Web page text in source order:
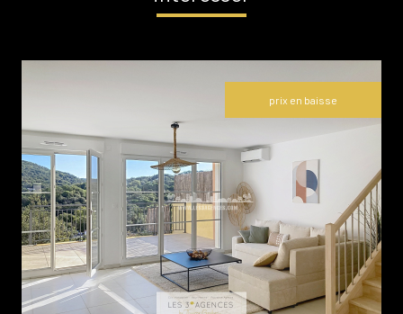
prix en baisse
voir le bien